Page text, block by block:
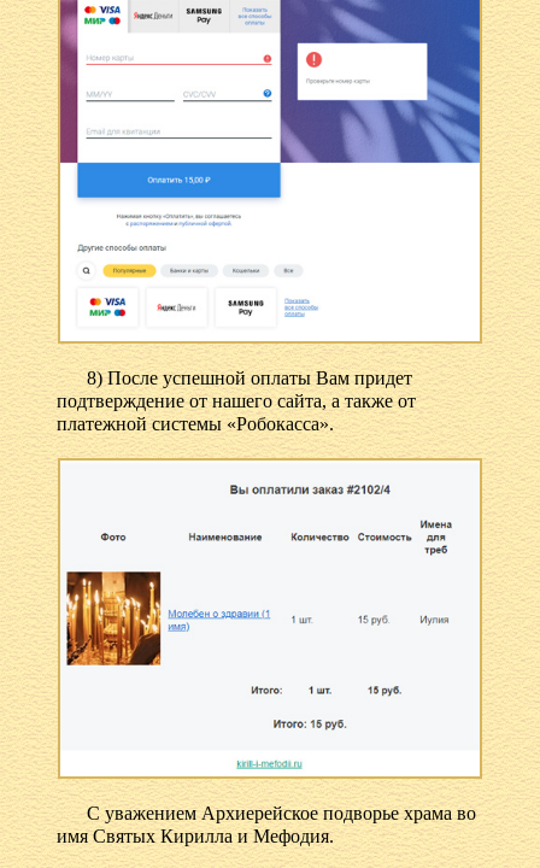
8) После успешной оплаты Вам придет
подтверждение от нашего сайта, а также от
платежной системы «Робокасса».
С уважением Архиерейское подворье храма во
имя Святых Кирилла и Мефодия.